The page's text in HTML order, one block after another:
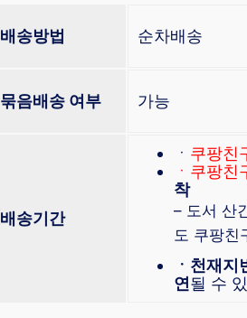
배송방법
순차배송
묶음배송 여부 가능
배송기간
ㆍ 쿠팡친
ㆍ쿠팡
착
– 도서 산
도 쿠팡친
ㆍ천재
연될 수